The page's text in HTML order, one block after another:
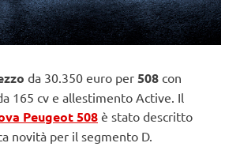
da 30.350 euro per 508 con
165 cv e allestimento Active. Il
Peugeot 508 è stato descritto
novità per il segmento D.